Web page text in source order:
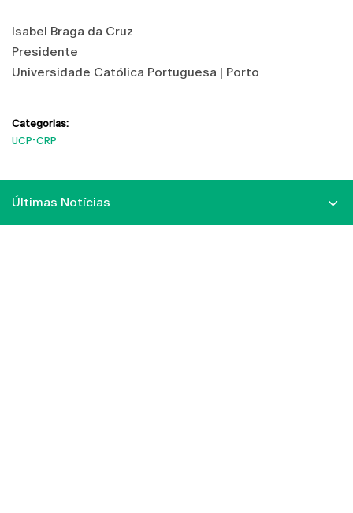
Isabel Braga da Cruz
Presidente
Universidade Católica Portuguesa | Porto
Categorias:
UCP-CRP
Últimas Notícias